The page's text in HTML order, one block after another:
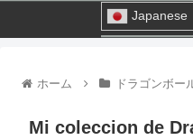
Japanese
ホーム ドラゴンボー
Mi coleccion de